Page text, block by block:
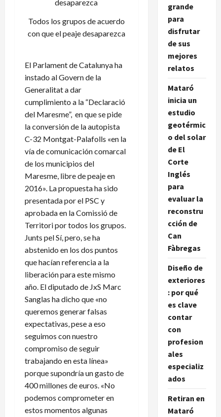
Todos los grupos de acuerdo
con que el peaje desaparezca
El Parlament de Catalunya ha
instado al Govern de la
Generalitat a dar
cumplimiento a la “Declaració
del Maresme”, en que se pide
la conversión de la autopista
C-32 Montgat-Palafolls «en la
vía de comunicación comarcal
de los municipios del
Maresme, libre de peaje en
2016». La propuesta ha sido
presentada por el PSC y
aprobada en la Comissió de
Territori por todos los grupos.
Junts pel Sí, pero, se ha
abstenido en los dos puntos
que hacían referencia a la
liberación para este mismo
año. El diputado de JxS Marc
Sanglas ha dicho que «no
queremos generar falsas
expectativas, pese a eso
seguimos con nuestro
compromiso de seguir
trabajando en esta línea»
porque supondría un gasto de
400 millones de euros. «No
podemos comprometer en
estos momentos algunas
grande
para
disfrutar
de sus
mejores
relatos
Mataró
inicia un
estudio
geotérmic
o del solar
de El
Corte
Inglés
para
evaluar la
reconstru
cción de
Can
Fàbregas
Diseño de
exteriores
: por qué
es clave
contar
con
profesion
ales
especializ
ados
Retiran en
Mataró